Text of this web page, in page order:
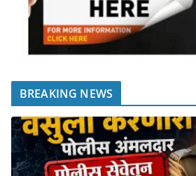
BREAKING NEWS